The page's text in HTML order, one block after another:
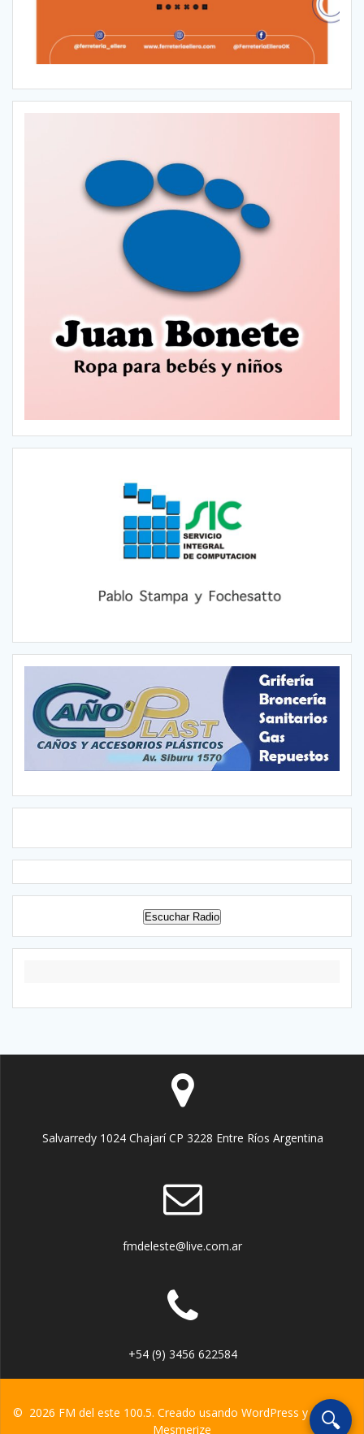
Escuchar Radio
Salvarredy 1024 Chajarí CP 3228 Entre Ríos Argentina
fmdeleste@live.com.ar
+54 (9) 3456 622584
© 2026 FM del este 100.5. Creado usando WordPress y eltema
Mesmerize
🔍